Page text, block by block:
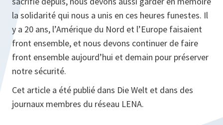
la solidarité qui nous a unis en ces heures funestes. Il
y a 20 ans, l’Amérique du Nord et l’Europe faisaient
front ensemble, et nous devons continuer de faire
front ensemble aujourd’hui et demain pour préserver
notre sécurité.
Cet article a été publié dans Die Welt et dans des
journaux membres du réseau LENA.